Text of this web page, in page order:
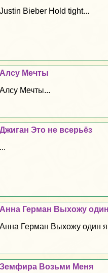
Justin Bieber Hold tight...
Алсу Мечты
Алсу Мечты...
Джиган Это не всерьёз
...
Анна Герман Выхожу
Анна Герман Выхожу один я
Земфира Возьми Меня